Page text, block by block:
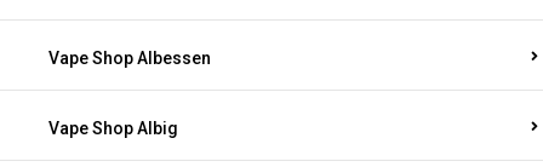
Vape Shop Albessen
Vape Shop Albig